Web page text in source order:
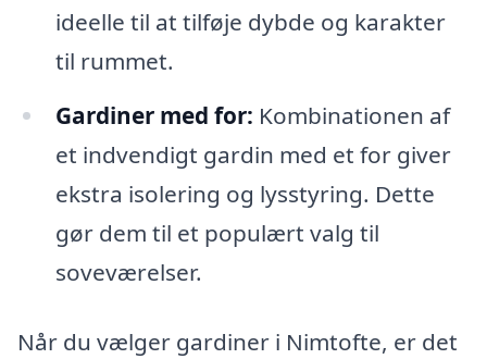
ideelle til at tilføje dybde og karakter
til rummet.
Gardiner med for: Kombinationen af
et indvendigt gardin med et for giver
ekstra isolering og lysstyring. Dette
gør dem til et populært valg til
soveværelser.
Når du vælger gardiner i Nimtofte, er det